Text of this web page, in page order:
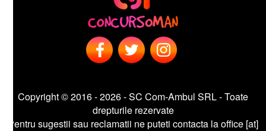
Copyright © 2016 - 2026 - SC Com-Ambul SRL - Toate
drepturile rezervate
sugestii sau reclamatii ne puteti contacta la office [at]